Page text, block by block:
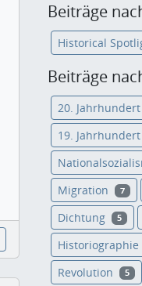
Beiträge
Historical
Beiträge
20. Jahrhundert
19. Jahrhundert
Migration 7
Dichtung 5
Historiographie
Revolution 5